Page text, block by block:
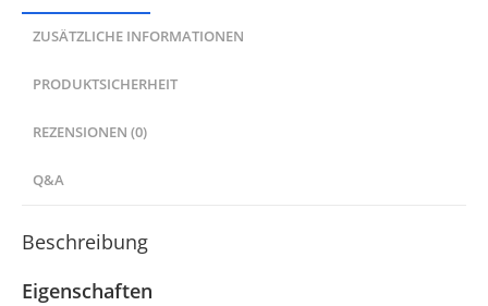
ZUSÄTZLICHE INFORMATIONEN
PRODUKTSICHERHEIT
REZENSIONEN (0)
Q&A
Beschreibung
Eigenschaften